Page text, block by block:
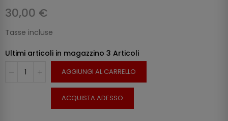
30,00 €
Tasse incluse
Ultimi articoli in magazzino 3 Articoli
AGGIUNGI AL CARRELLO
ACQUISTA ADESSO